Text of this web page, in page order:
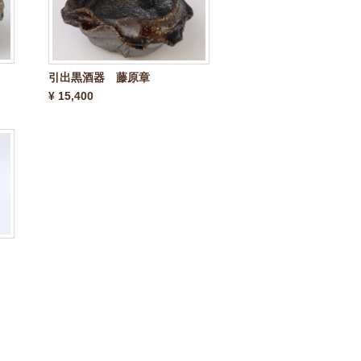
引出黒酒器 藤原章
¥ 15,400